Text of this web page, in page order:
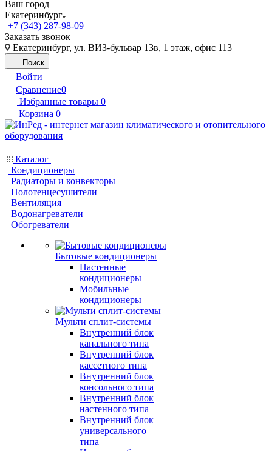
Ваш город
Екатеринбург
+7 (343) 287-98-09
Заказать звонок
Екатеринбург, ул. ВИЗ-бульвар 13в, 1 этаж, офис 113
Поиск
Войти
Сравнение0
Избранные товары 0
Корзина 0
Каталог
Кондиционеры
Радиаторы и конвекторы
Полотенцесушители
Вентиляция
Водонагреватели
Обогреватели
Бытовые кондиционеры
Настенные
кондиционеры
Мобильные
кондиционеры
Мульти сплит-системы
Внутренний блок
канального типа
Внутренний блок
кассетного типа
Внутренний блок
консольного типа
Внутренний блок
настенного типа
Внутренний блок
универсального
типа